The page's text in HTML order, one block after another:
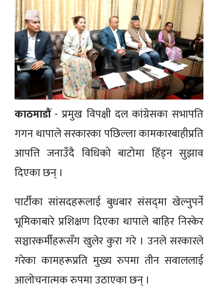
काठमाडौं- प्रमुख विपक्षी दल कांग्रेसका सभापति
गगन थापाले सरकारका पछिल्ला कामकारबाहीप्रति
आपत्ति जनाउँदै विधिको बाटोमा हिँड्न सुझाव
दिएका छन् ।
पार्टीका सांसदहरूलाई बुधबार संसद्‌मा खेल्नुपर्ने
भूमिकाबारे प्रशिक्षण दिएका थापाले बाहिर निस्केर
सञ्चारकर्मीहरूसँग खुलेर कुरा गरे । उनले सरकारले
गरेका कामहरूप्रति मुख्य रुपमा तीन सवाललाई
आलोचनात्मक रुपमा उठाएका छन् ।